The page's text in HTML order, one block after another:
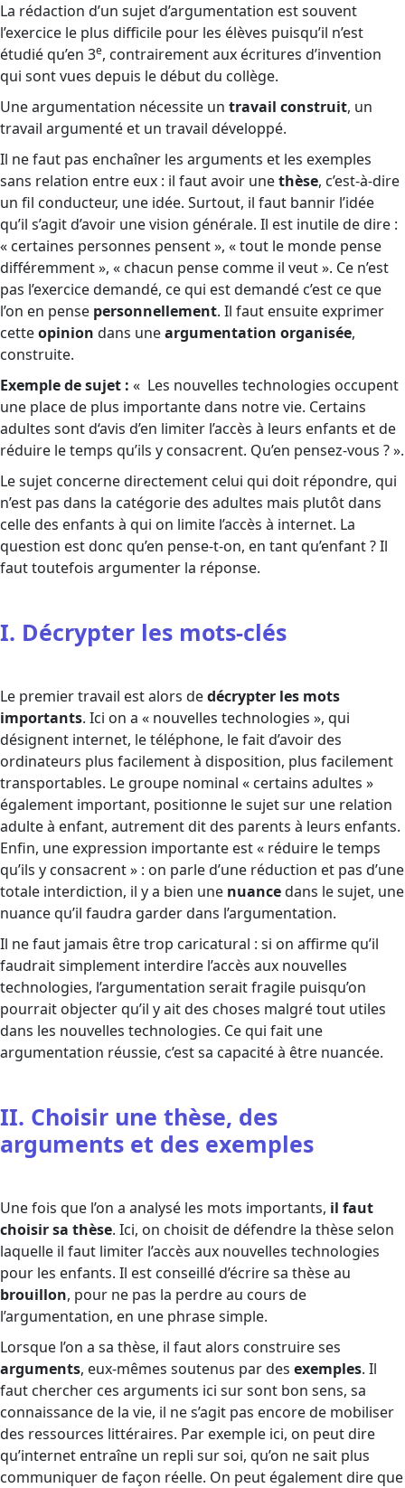
La rédaction d’un sujet d’argumentation est souvent
l’exercice le plus difficile pour les élèves puisqu’il n’est
étudié qu’en 3e, contrairement aux écritures d’invention
qui sont vues depuis le début du collège.
Une argumentation nécessite un travail construit, un
travail argumenté et un travail développé.
Il ne faut pas enchaîner les arguments et les exemples
sans relation entre eux : il faut avoir unethèse, c’est-à-dire
un fil conducteur, une idée. Surtout, il faut bannir l’idée
qu’il s’agit d’avoir une vision générale. Il est inutile de dire :
« certaines personnes pensent », « tout le monde pense
différemment », « chacun pense comme il veut ». Ce n’est
pas l’exercice demandé, ce qui est demandé c’est ce que
l’on en pense personnellement. Il faut ensuite exprimer
cetteopinion dans uneargumentation organisée,
construite.
Exemple de sujet : « Les nouvelles technologies occupent
une place de plus importante dans notre vie. Certains
adultes sont d‘avis d’en limiter l’accès à leurs enfants et de
réduire le temps qu’ils y consacrent. Qu’en pensez-vous ? ».
Le sujet concerne directement celui qui doit répondre, qui
n’est pas dans la catégorie des adultes mais plutôt dans
celle des enfants à qui on limite l’accès à internet. La
question est donc qu’en pense-t-on, en tant qu’enfant ? Il
faut toutefois argumenter la réponse.
I. Décrypter les mots-clés
Le premier travail est alors dedécrypter les mots
importants. Ici on a « nouvelles technologies », qui
désignent internet, le téléphone, le fait d’avoir des
ordinateurs plus facilement à disposition, plus facilement
transportables. Le groupe nominal « certains adultes »
également important, positionne le sujet sur une relation
adulte à enfant, autrement dit des parents à leurs enfants.
Enfin, une expression importante est « réduire le temps
qu’ils y consacrent » : on parle d’une réduction et pas d’une
totale interdiction, il y a bien une nuancedans le sujet, une
nuance qu’il faudra garder dans l’argumentation.
Il ne faut jamais être trop caricatural : si on affirme qu’il
faudrait simplement interdire l’accès aux nouvelles
technologies, l’argumentation serait fragile puisqu’on
pourrait objecter qu’il y ait des choses malgré tout utiles
dans les nouvelles technologies. Ce qui fait une
argumentation réussie, c’est sa capacité à être nuancée.
II. Choisir une thèse, des
arguments et des exemples
Une fois que l’on a analysé les mots importants, il faut
choisir sa thèse. Ici, on choisit de défendre la thèse selon
laquelle il faut limiter l’accès aux nouvelles technologies
pour les enfants. Il est conseillé d’écrire sa thèse au
brouillon, pour ne pas la perdre au cours de
l’argumentation, en une phrase simple.
Lorsque l’on a sa thèse, il faut alors construire ses
arguments, eux-mêmes soutenus par des exemples. Il
faut chercher ces arguments ici sur sont bon sens, sa
connaissance de la vie, il ne s’agit pas encore de mobiliser
des ressources littéraires. Par exemple ici, on peut dire
qu’internet entraîne un repli sur soi, qu’on ne sait plus
communiquer de façon réelle. On peut également dire que